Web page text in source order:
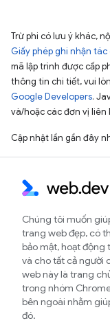
Trừ phi có lưu ý khác,
Giấy phép ghi nhận
mã lập trình được cấp
thông tin chi tiết, vui
Google Developers.
và/hoặc các đơn vị liên
Cập nhật lần gần đây
Chúng tôi muốn
trang web đẹp, có
bảo mật, hoạt
và cho tất cả người
web này là trang
trong nhóm
bên ngoài nhằm
đó.